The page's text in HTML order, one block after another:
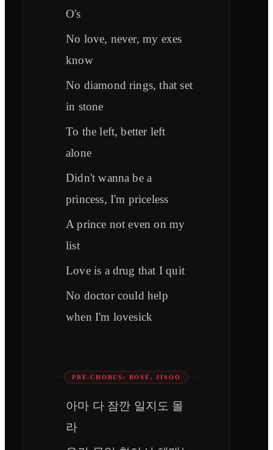
O's
No love, never, my exes
know
No diamond rings, that set
in stone
To the left, better left
alone
Didn't wanna be a
princess, I'm priceless
A prince not even on my
list
Love is a drug that I quit
No doctor could help
when I'm lovesick
PRE-CHORUS: ROSÉ, JISOO
아마 다 잠깐 일지도 몰
라